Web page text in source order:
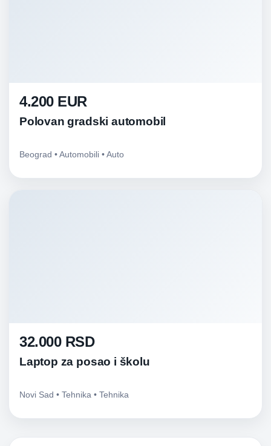
4.200 EUR
Polovan gradski automobil
Beograd • Automobili • Auto
32.000 RSD
Laptop za posao i školu
Novi Sad • Tehnika • Tehnika